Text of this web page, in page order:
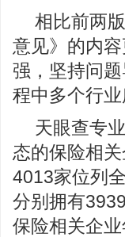
相比前两
意见》的内
强，坚持问
程中多个行业
天眼查专
态的保险相
4013家位列
分别拥有
保险相关企